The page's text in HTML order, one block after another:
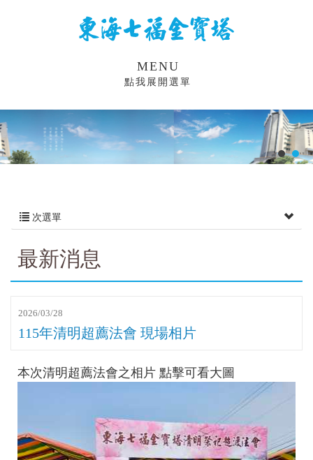
MENU
點我展開選單
次選單
最新消息
2026/03/28
115年清明超薦法會 現場相片
本次清明超薦法會之相片 點擊可看大圖